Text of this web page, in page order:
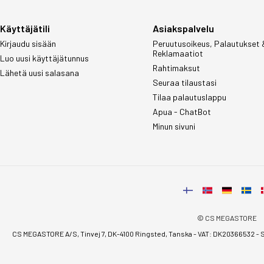
Käyttäjätili
Kirjaudu sisään
Luo uusi käyttäjätunnus
Lähetä uusi salasana
Asiakspalvelu
Peruutusoikeus, Palautukset
Reklamaatiot
Rahtimaksut
Seuraa tilaustasi
Tilaa palautuslappu
Apua - ChatBot
Minun sivuni
© CS MEGASTORE
CS MEGASTORE A/S, Tinvej 7, DK-4100 Ringsted, Tanska - VAT: DK20366532